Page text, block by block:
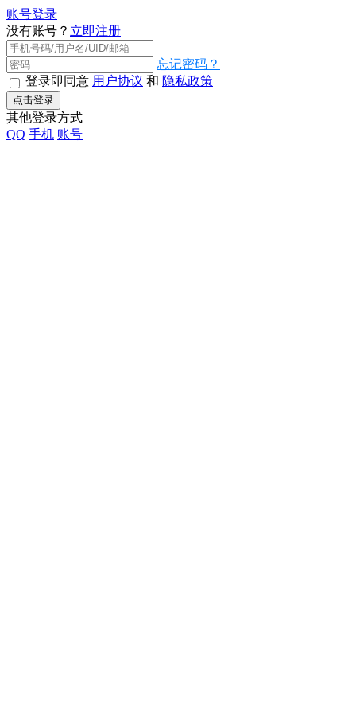
账号登录
没有账号？ 立即注册
忘记密码？
登录即同意 用户协议 和 隐私政策
点击登录
其他登录方式
QQ 手机 账号